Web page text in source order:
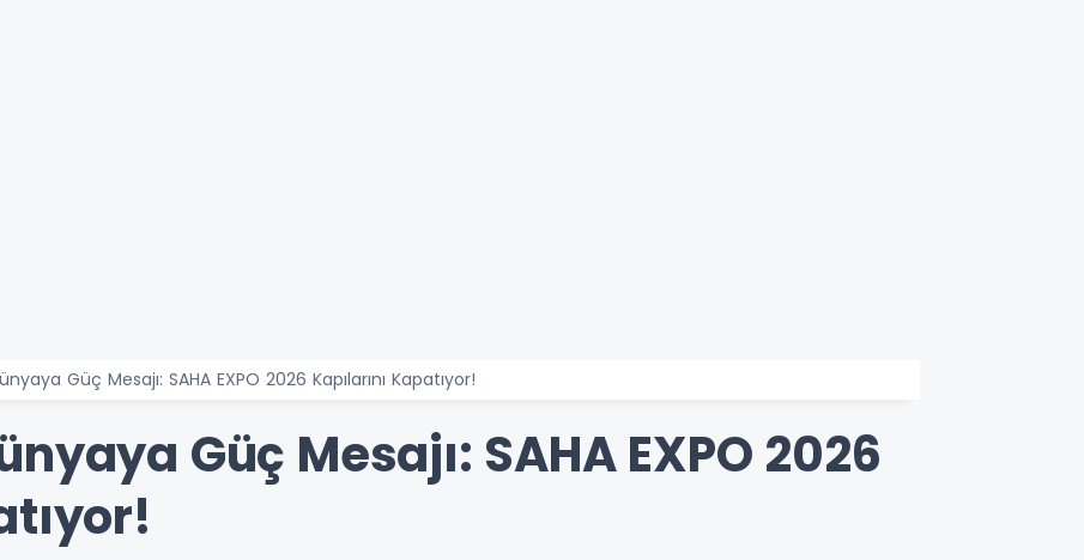
Güç Mesajı: SAHA EXPO 2026 Kapılarını Kapatıyor!
Güç Mesajı: SAHA EXPO 2026